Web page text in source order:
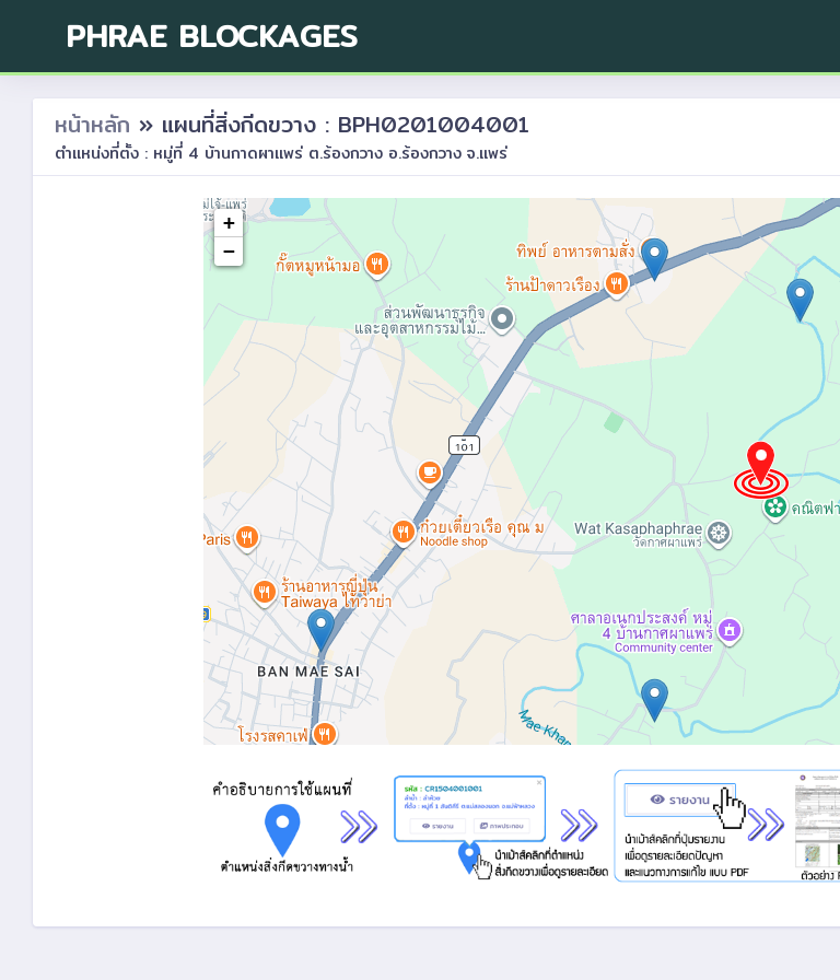
PHRAE BLOCKAGES
หน้าหลัก » แผนที่สิ่งกีดขวาง : BPH0201004001
ตำแหน่งที่ตั้ง : หมู่ที่ 4 บ้านกาดผาแพร่ ต.ร้องกวาง อ.ร้องกวาง จ.แพร่
+
−